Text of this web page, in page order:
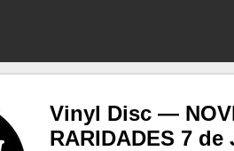
Vinyl Disc —
RARIDADES 7 de